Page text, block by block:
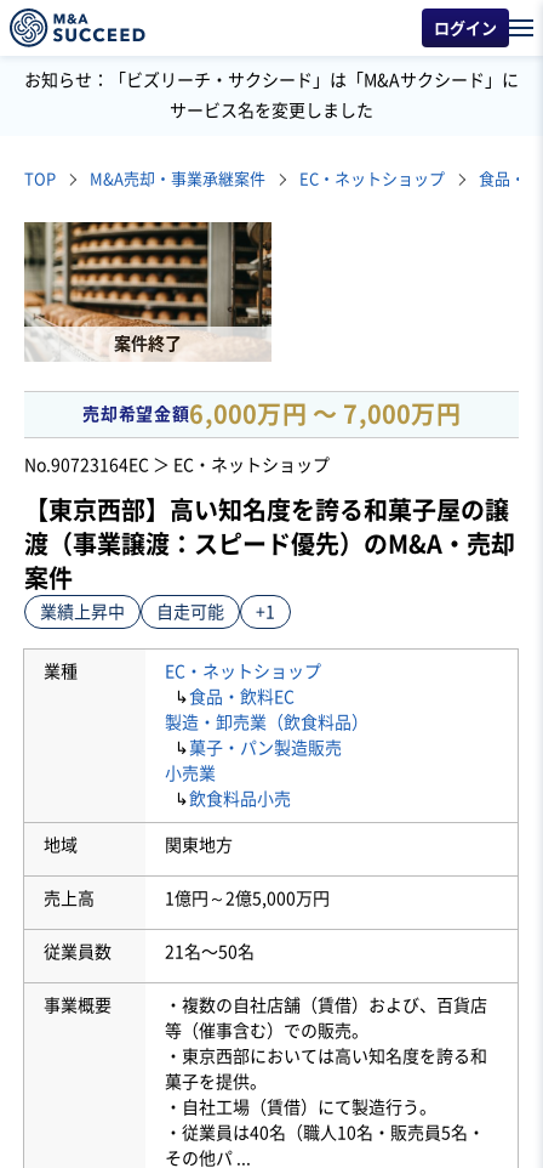
ログイン
お知らせ：「ビズリーチ・サクシード」は「M&Aサクシード」に
サービス名を変更しました
TOP M&A売却・事業承継案件 EC・ネットショップ 食品・
案件終了
売却希望金額6,000万円 〜 7,000万円
No.90723164EC ＞ EC・ネットショップ
【東京西部】高い知名度を誇る和菓子屋の譲
渡（事業譲渡：スピード優先）のM&A・売却
案件
業績上昇中 自走可能 +1
業種
EC・ネットショップ
↳食品・飲料EC
製造・卸売業（飲食料品）
↳菓子・パン製造販売
小売業
↳飲食料品小売
地域 関東地方
売上高 1億円～2億5,000万円
従業員数 21名〜50名
事業概要
・複数の自社店舗（賃借）および、百貨店
等（催事含む）での販売。
・東京西部においては高い知名度を誇る和
菓子を提供。
・自社工場（賃借）にて製造行う。
・従業員は40名（職人10名・販売員5名・
その他パ